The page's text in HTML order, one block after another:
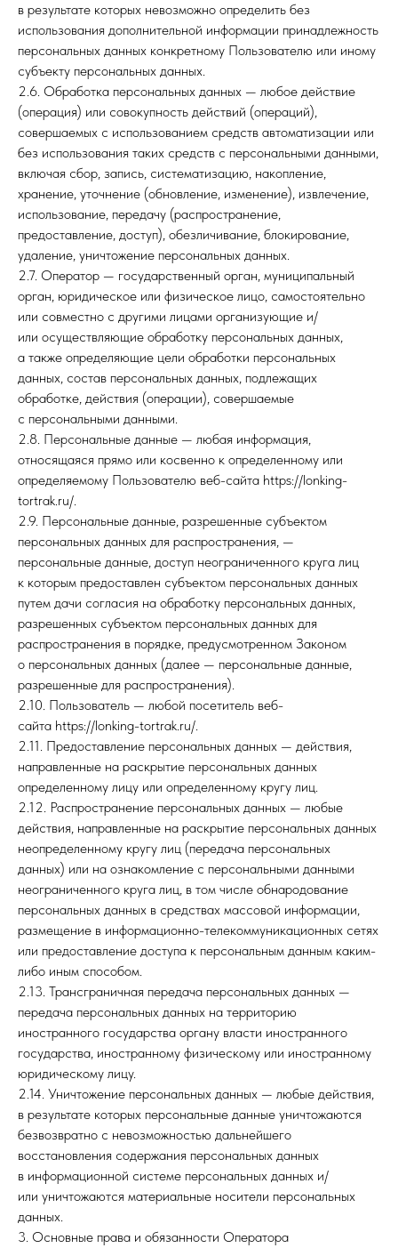
в результате которых невозможно определить без
использования дополнительной информации принадлежность
персональных данных конкретному Пользователю или иному
субъекту персональных данных.
2.6. Обработка персональных данных — любое действие
(операция) или совокупность действий (операций),
совершаемых с использованием средств автоматизации или
без использования таких средств с персональными данными,
включая сбор, запись, систематизацию, накопление,
хранение, уточнение (обновление, изменение), извлечение,
использование, передачу (распространение,
предоставление, доступ), обезличивание, блокирование,
удаление, уничтожение персональных данных.
2.7. Оператор — государственный орган, муниципальный
орган, юридическое или физическое лицо, самостоятельно
или совместно с другими лицами организующие и/
или осуществляющие обработку персональных данных,
а также определяющие цели обработки персональных
данных, состав персональных данных, подлежащих
обработке, действия (операции), совершаемые
с персональными данными.
2.8. Персональные данные — любая информация,
относящаяся прямо или косвенно к определенному или
определяемому Пользователю веб-сайта https://lonking-
tortrak.ru/.
2.9. Персональные данные, разрешенные субъектом
персональных данных для распространения, —
персональные данные, доступ неограниченного круга лиц
к которым предоставлен субъектом персональных данных
путем дачи согласия на обработку персональных данных,
разрешенных субъектом персональных данных для
распространения в порядке, предусмотренном Законом
о персональных данных (далее — персональные данные,
разрешенные для распространения).
2.10. Пользователь — любой посетитель веб-
сайта https://lonking-tortrak.ru/.
2.11. Предоставление персональных данных — действия,
направленные на раскрытие персональных данных
определенному лицу или определенному кругу лиц.
2.12. Распространение персональных данных — любые
действия, направленные на раскрытие персональных данных
неопределенному кругу лиц (передача персональных
данных) или на ознакомление с персональными данными
неограниченного круга лиц, в том числе обнародование
персональных данных в средствах массовой информации,
размещение в информационно-телекоммуникационных сетях
или предоставление доступа к персональным данным каким-
либо иным способом.
2.13. Трансграничная передача персональных данных —
передача персональных данных на территорию
иностранного государства органу власти иностранного
государства, иностранному физическому или иностранному
юридическому лицу.
2.14. Уничтожение персональных данных — любые действия,
в результате которых персональные данные уничтожаются
безвозвратно с невозможностью дальнейшего
восстановления содержания персональных данных
в информационной системе персональных данных и/
или уничтожаются материальные носители персональных
данных.
3. Основные права и обязанности Оператора